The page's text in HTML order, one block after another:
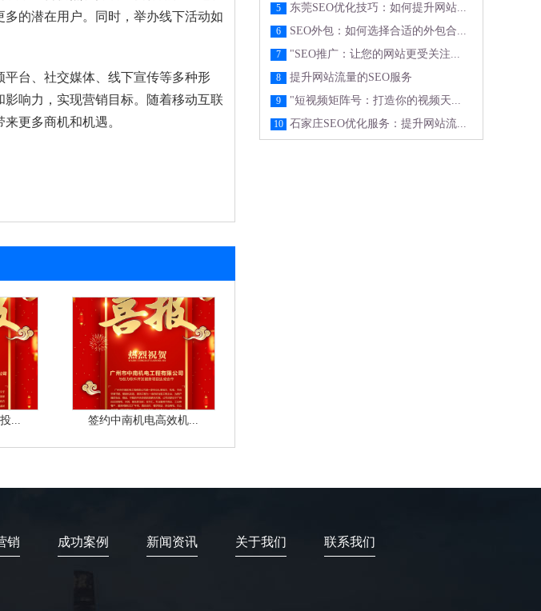
的潜在用户。同时，举办线下活动如
台、社交媒体、线下宣传等多种形
响力，实现营销目标。随着移动互联
更多商机和机遇。
... 签约中南机电高效机...
5 东莞SEO优化技巧：如何提升网站...
6 SEO外包：如何选择合适的外包合...
7 "SEO推广：让您的网站更受关注...
8 提升网站流量的SEO服务
9 "短视频矩阵号：打造你的视频天...
10 石家庄SEO优化服务：提升网站流...
销 成功案例 新闻资讯 关于我们 联系我们